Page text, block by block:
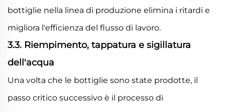
bottiglie nella linea di produzione elimina i ritardi e
migliora l'efficienza del flusso di lavoro.
3.3. Riempimento, tappatura e sigillatura
dell'acqua
Una volta che le bottiglie sono state prodotte, il
passo critico successivo è il processo di